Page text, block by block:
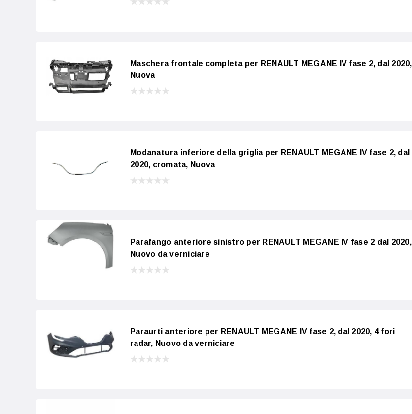
Maschera frontale completa per RENAULT MEGANE IV fase 2, dal 2020,
Nuova
Modanatura inferiore della griglia per RENAULT MEGANE IV fase 2, dal
2020, cromata, Nuova
Parafango anteriore sinistro per RENAULT MEGANE IV fase 2 dal 2020,
Nuovo da verniciare
Paraurti anteriore per RENAULT MEGANE IV fase 2, dal 2020, 4 fori
radar, Nuovo da verniciare